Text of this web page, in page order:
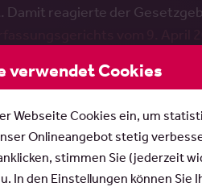
reagierte der
Vaters angemahnt wurde.
früher ein laufendes
Mannesmit Zustimmung der
unwirksam und wird nur
verwendet Cookies
Webseite Cookies ein, um
Onlineangebot stetig
stimmen Sie (jederzeit
In den Einstellungen können Sie